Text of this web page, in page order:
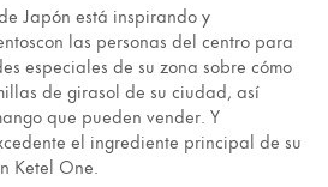
Japón está inspirando y
las personas del centro para
especiales de su zona sobre cómo
de girasol de su ciudad, así
que pueden vender. Y
el ingrediente principal de su
Ketel One.